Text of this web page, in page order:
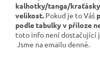
kalhotky/tanga/
velikost. Pokud je to Váš
podle tabulky v příloze
toto info není dostačující
Jsme na emailu denně.